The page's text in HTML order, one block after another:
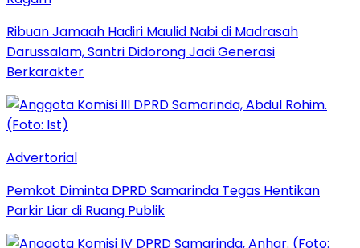
Ribuan Jamaah Hadiri Maulid Nabi di Madrasah
Darussalam, Santri Didorong Jadi Generasi
Berkarakter
Advertorial
Pemkot Diminta DPRD Samarinda Tegas Hentikan
Parkir Liar di Ruang Publik